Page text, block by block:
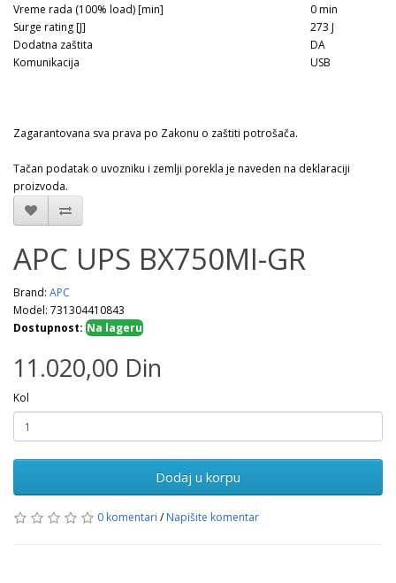
Vreme rada (100% load) [min]
0 min
Surge rating [J]
273 J
Dodatna zaštita
DA
Komunikacija
USB
Zagarantovana sva prava po Zakonu o zaštiti potrošača.
Tačan podatak o uvozniku i zemlji porekla je naveden na deklaraciji
proizvoda.
APC UPS BX750MI-GR
Brand: APC
Model: 731304410843
Dostupnost: Na lageru
11.020,00 Din
Kol
Dodaj u korpu
0 komentari /Napišite komentar